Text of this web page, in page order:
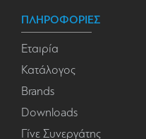
ΠΛΗΡΟΦΟΡΙΕΣ
Εταιρία
Κατάλογος
Brands
Downloads
Γίνε Συνεργάτης